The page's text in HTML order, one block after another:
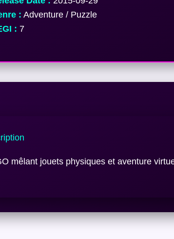
: Adventure / Puzzle
: 7
mêlant jouets physiques et aventure